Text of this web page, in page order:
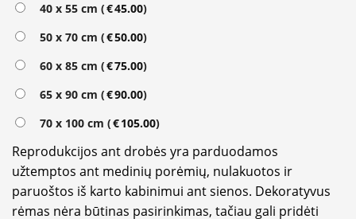
40 x 55 cm (€45.00)
50 x 70 cm (€50.00)
60 x 85 cm (€75.00)
65 x 90 cm (€90.00)
70 x 100 cm (€105.00)
Reprodukcijos ant drobės yra parduodamos
užtemptos ant medinių porėmių, nulakuotos ir
paruoštos iš karto kabinimui ant sienos. Dekoratyvus
rėmas nėra būtinas pasirinkimas, tačiau gali pridėti
Alternative: